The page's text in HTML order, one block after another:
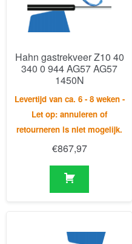
Hahn gastrekveer Z10 40
340 0 944 AG57 AG57
1450N
Levertijd van ca. 6 - 8 weken -
Let op: annuleren of
retourneren is niet mogelijk.
€867,97